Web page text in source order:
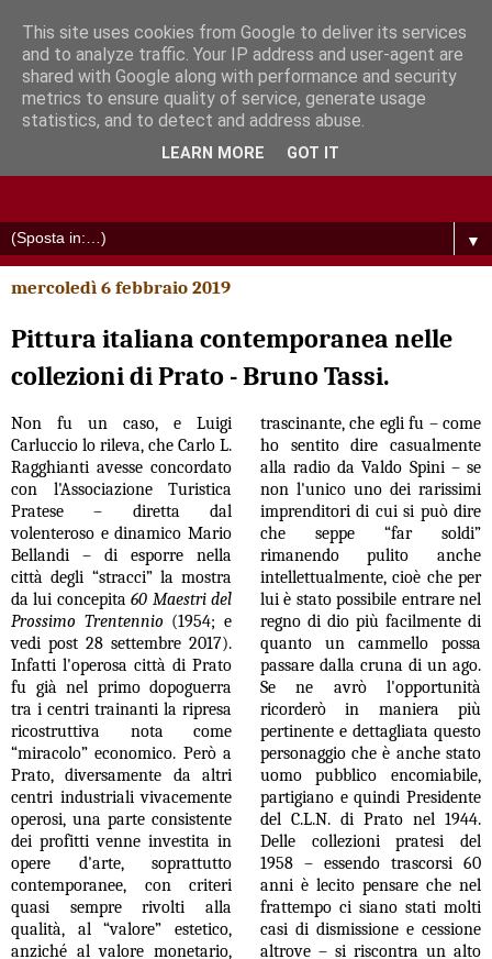
▼
mercoledì 6 febbraio 2019
Pittura italiana contemporanea nelle
collezioni di Prato - Bruno Tassi.
Non fu un caso, e Luigi
Carluccio lo rileva, che Carlo L.
Ragghianti avesse concordato
con l'Associazione Turistica
Pratese – diretta dal
volenteroso e dinamico Mario
Bellandi – di esporre nella
città degli “stracci” la mostra
da lui concepita60 Maestri del
Prossimo Trentennio (1954; e
vedi post 28 settembre 2017).
Infatti l'operosa città di Prato
fu già nel primo dopoguerra
tra i centri trainanti la ripresa
ricostruttiva nota come
“miracolo” economico. Però a
Prato, diversamente da altri
centri industriali vivacemente
operosi, una parte consistente
dei profitti venne investita in
opere d'arte, soprattutto
contemporanee, con criteri
quasi sempre rivolti alla
qualità, al “valore” estetico,
anziché al valore monetario,
trascinante, che egli fu – come
ho sentito dire casualmente
alla radio da Valdo Spini – se
non l'unico uno dei rarissimi
imprenditori di cui si può dire
che seppe “far soldi”
rimanendo pulito anche
intellettualmente, cioè che per
lui è stato possibile entrare nel
regno di dio più facilmente di
quanto un cammello possa
passare dalla cruna di un ago.
Se ne avrò l'opportunità
ricorderò in maniera più
pertinente e dettagliata questo
personaggio che è anche stato
uomo pubblico encomiabile,
partigiano e quindi Presidente
del C.L.N. di Prato nel 1944.
Delle collezioni pratesi del
1958 – essendo trascorsi 60
anni è lecito pensare che nel
frattempo ci siano stati molti
casi di dismissione e cessione
altrove – si riscontra un alto
This site uses cookies from Google to deliver its services
and to analyze traffic. Your IP address and user-agent are
shared with Google along with performance and security
metrics to ensure quality of service, generate usage
statistics, and to detect and address abuse.
LEARN MORE GOT IT